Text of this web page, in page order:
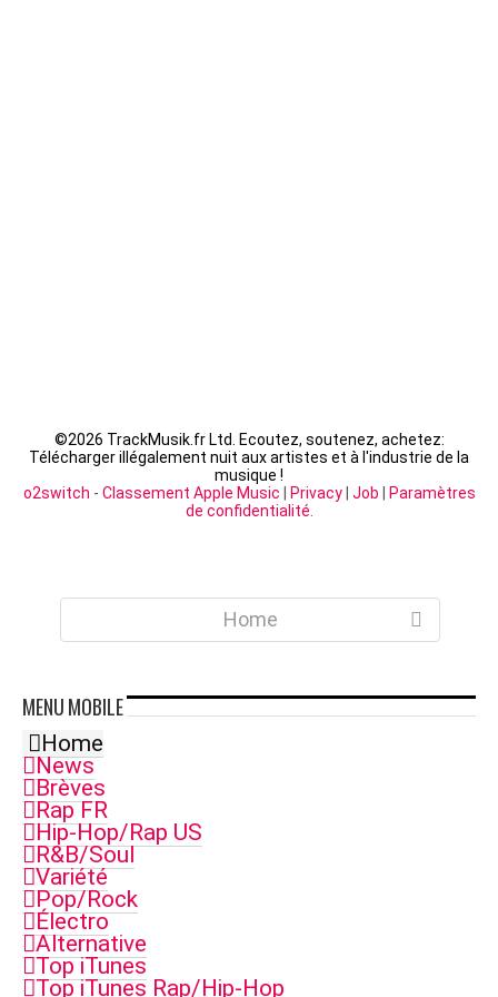
©2026 TrackMusik.fr Ltd. Ecoutez, soutenez, achetez:
Télécharger illégalement nuit aux artistes et à l'industrie de la
musique !
o2switch - Classement Apple Music Privacy| Job
Paramètres
de confidentialité
Home
MENUMOBILE
Home
News
Brèves
Rap FR
Hip-Hop/Rap US
R&B/Soul
Variété
Pop/Rock
Électro
Alternative
Top iTunes
Top iTunes Rap/Hip-Hop